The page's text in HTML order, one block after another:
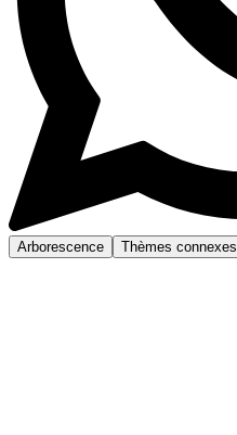
Arborescence Thèmes connexes